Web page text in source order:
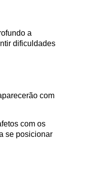
a
dificuldades
com
com os
se posicionar